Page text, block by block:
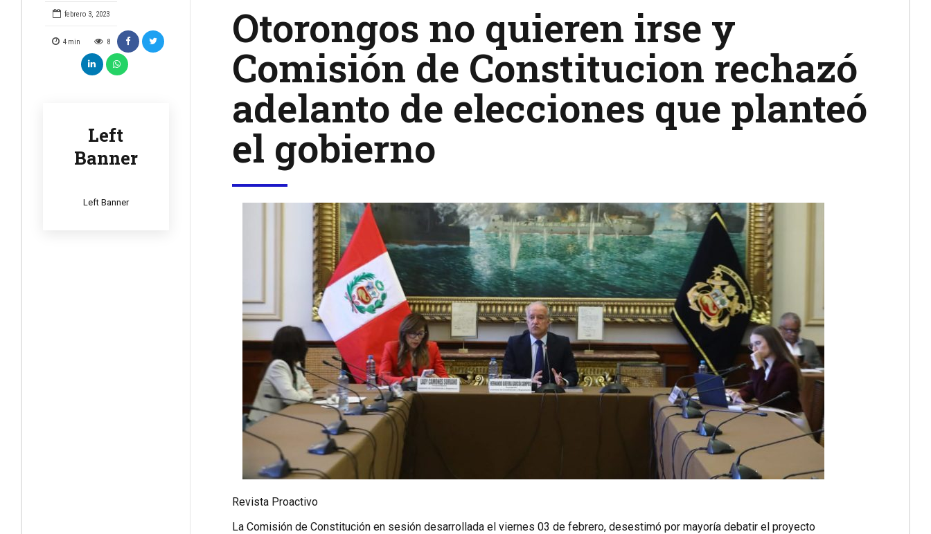
febrero 3, 2023
4 min 8
Left
Banner
Left Banner
Otorongos no quieren irse y
Comisión de Constitucion rechazó
adelanto de elecciones que planteó
el gobierno
Revista Proactivo
La Comisión de Constitución en sesión desarrollada el viernes 03 de febrero, desestimó por mayoría debatir el proyecto